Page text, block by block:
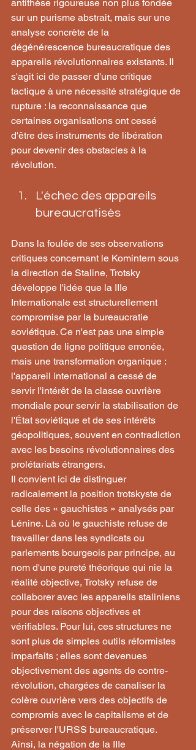
antithèse rigoureuse non plus fondée
sur un purisme abstrait, mais sur une
analyse concrète de la
dégénérescence bureaucratique des
appareils révolutionnaires existants. Il
s'agit ici de passer d'une critique
tactique à une nécessité stratégique de
rupture : la reconnaissance que
certaines organisations ont cessé
d'être des instruments de libération
pour devenir des obstacles à la
révolution.
L'échec des appareils
bureaucratisés
Dans la foulée de ses observations
critiques concernant le Komintern sous
la direction de Staline, Trotsky
développe l'idée que la IIIe
Internationale est structurellement
compromise par la bureaucratie
soviétique. Ce n'est pas une simple
question de ligne politique erronée,
mais une transformation organique :
l'appareil international a cessé de
servir l'intérêt de la classe ouvrière
mondiale pour servir la stabilisation de
l'État soviétique et de ses intérêts
géopolitiques, souvent en contradiction
avec les besoins révolutionnaires des
prolétariats étrangers.
Il convient ici de distinguer
radicalement la position trotskyste de
celle des « gauchistes » analysés par
Lénine. Là où le gauchiste refuse de
travailler dans les syndicats ou
parlements bourgeois par principe, au
nom d'une pureté théorique qui nie la
réalité objective, Trotsky refuse de
collaborer avec les appareils staliniens
pour des raisons objectives et
vérifiables. Pour lui, ces structures ne
sont plus de simples outils réformistes
imparfaits ; elles sont devenues
objectivement des agents de contre-
révolution, chargées de canaliser la
colère ouvrière vers des objectifs de
compromis avec le capitalisme et de
préserver l'URSS bureaucratique.
Ainsi, la négation de la IIIe